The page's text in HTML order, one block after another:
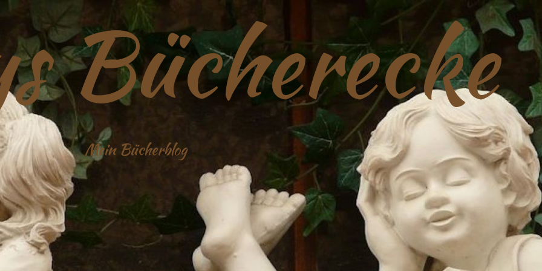
Bücherecke
Mein Bücherblog